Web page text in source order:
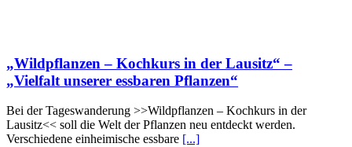
„Wildpflanzen – Kochkurs in der Lausitz“ –
„Vielfalt unserer essbaren Pflanzen“
Bei der Tageswanderung >>Wildpflanzen – Kochkurs in der
Lausitz<< soll die Welt der Pflanzen neu entdeckt werden.
Verschiedene einheimische essbare [...]